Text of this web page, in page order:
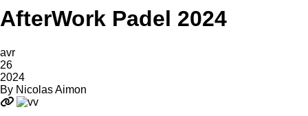
AfterWork Padel 2024
avr
26
2024
By Nicolas Aimon